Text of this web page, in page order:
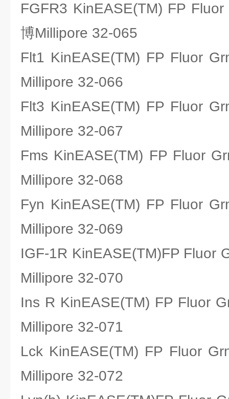
FGFR3 KinEASE(TM) FP
博Millipore 32-065
Flt1 KinEASE(TM) FP Fluor
Millipore 32-066
Flt3 KinEASE(TM) FP Fluor
Millipore 32-067
Fms KinEASE(TM) FP Fluor
Millipore 32-068
Fyn KinEASE(TM) FP Fluor
Millipore 32-069
IGF-1R KinEASE(TM)FP Fluor
Millipore 32-070
Ins R KinEASE(TM) FP Fluor
Millipore 32-071
Lck KinEASE(TM) FP Fluor
Millipore 32-072